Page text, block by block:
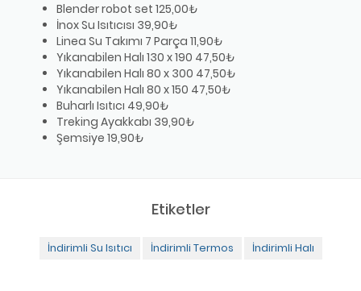
Blender robot set 125,00₺
İnox Su Isıtıcısı 39,90₺
Linea Su Takımı 7 Parça 11,90₺
Yıkanabilen Halı 130 x 190 47,50₺
Yıkanabilen Halı 80 x 300 47,50₺
Yıkanabilen Halı 80 x 150 47,50₺
Buharlı Isıtıcı 49,90₺
Treking Ayakkabı 39,90₺
Şemsiye 19,90₺
Etiketler
İndirimli Su Isıtıcı İndirimli Termos İndirimli Halı